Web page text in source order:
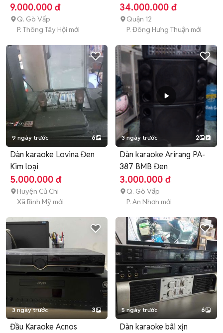
9.000.000 đ
Q. Gò Vấp
P. Thông Tây Hội mới
34.000.000 đ
Quận 12
P. Đông Hưng Thuận mới
9 ngày trước 6
Dàn karaoke Lovina Đen
Kim loại
5.000.000 đ
Huyện Củ Chi
Xã Bình Mỹ mới
3 ngày trước 2
Dàn karaoke Arirang PA-
387 BMB Đen
3.000.000 đ
Q. Gò Vấp
P. An Nhơn mới
3 ngày trước 3
Đầu Karaoke Acnos
5 ngày trước 6
Dàn karaoke bãi xịn